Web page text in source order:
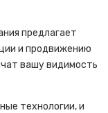
предлагает
и продвижению
вашу видимость
технологии, и